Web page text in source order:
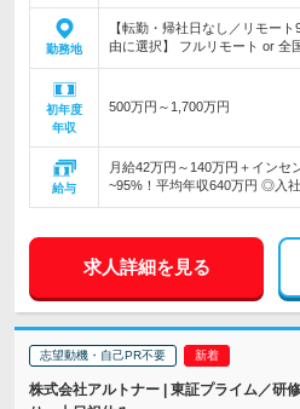
勤務地
【転勤・帰社日なし／リモー
由に選択】 フルリモート or 全
初年度
年収
500万円～1,700万円
給与
月給42万円～140万円＋イン
~95%！平均年収640万円 ◎入
求人詳細を見る
志望動機・自己PR不要
株式会社アルトナー | 東証プライム／研